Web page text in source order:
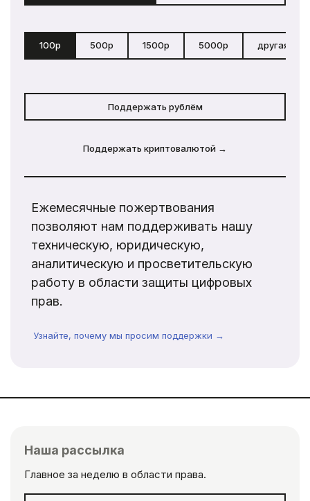
100р 500р 1500р 5000р другая
Поддержать рублём
Поддержать криптовалютой →
Ежемесячные пожертвования
позволяют нам поддерживать нашу
техническую, юридическую,
аналитическую и просветительскую
работу в области защиты цифровых
прав.
Узнайте, почему мы просим поддержки →
Наша рассылка
Главное за неделю в области права.